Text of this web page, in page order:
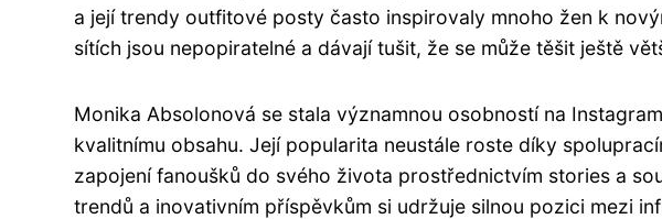
a její trendy outfitové posty často inspirovaly mnoho žen k
sítích jsou nepopiratelné a dávají tušit, že se může těšit ještě
Monika Absolonová se stala významnou osobností na
kvalitnímu obsahu. Její popularita neustále roste díky
zapojení fanoušků do svého života prostřednictvím stories a
trendů a inovativním příspěvkům si udržuje silnou pozici mezi